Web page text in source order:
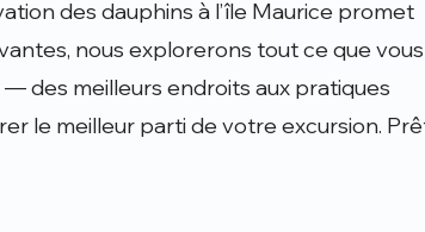
des dauphins à l’île Maurice promet
nous explorerons tout ce que
des meilleurs endroits aux pratiques
le meilleur parti de votre excursion.